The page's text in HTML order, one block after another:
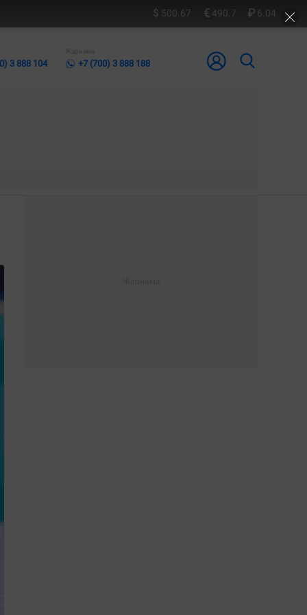
500.67 490.7 6.04
3 888 104
Жарнама
+7 (700) 3 888 188